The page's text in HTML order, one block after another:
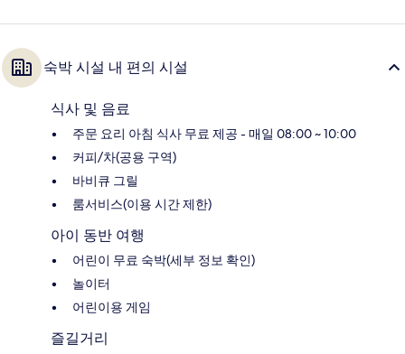
숙박 시설 내 편의 시설
식사 및 음료
주문 요리 아침 식사 무료 제공 - 매일 08:00 ~ 10:00
커피/차(공용 구역)
바비큐 그릴
룸서비스(이용 시간 제한)
아이 동반 여행
어린이 무료 숙박(세부 정보 확인)
놀이터
어린이용 게임
즐길거리